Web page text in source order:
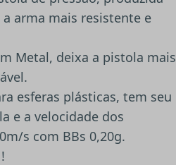
arma mais resistente e
Metal, deixa a pistola mais
esferas plásticas, tem seu
e a velocidade dos
s com BBs 0,20g.